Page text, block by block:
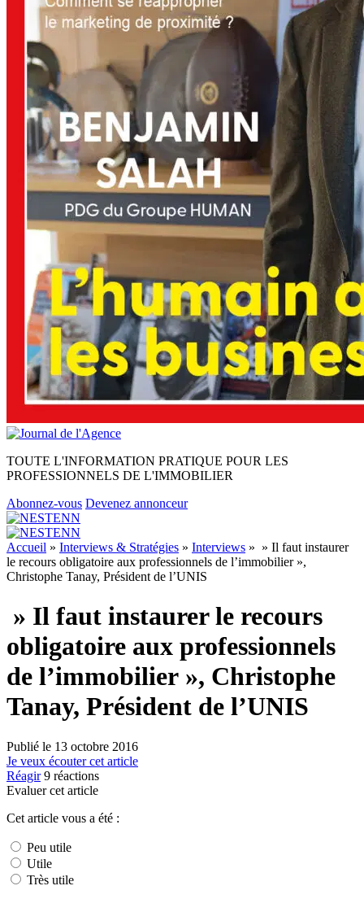
TOUTE L'INFORMATION PRATIQUE POUR LES
PROFESSIONNELS DE L'IMMOBILIER
Abonnez-vous Devenez annonceur
Accueil » Interviews & Stratégies » Interviews » » Il faut instaurer
le recours obligatoire aux professionnels de l’immobilier »,
Christophe Tanay, Président de l’UNIS
» Il faut instaurer le recours
obligatoire aux professionnels
de l’immobilier », Christophe
Tanay, Président de l’UNIS
Publié le 13 octobre 2016
Je veux écouter cet article
Réagir 9 réactions
Evaluer cet article
Cet article vous a été :
Peu utile
Utile
Très utile